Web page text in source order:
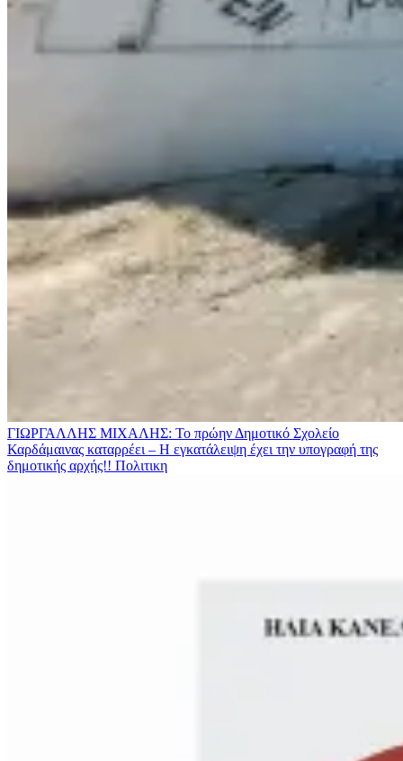
ΓΙΩΡΓΑΛΛΗΣ ΜΙΧΑΛΗΣ: Το πρώην Δημοτικό Σχολείο
Καρδάμαινας καταρρέει – Η εγκατάλειψη έχει την υπογραφή της
δημοτικής αρχής!! Πολιτικη